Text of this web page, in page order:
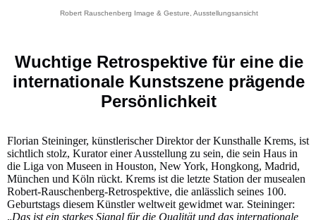
Robert Rauschenberg Image & Gesture, Ausstellungsansicht
Wuchtige Retrospektive für eine die
internationale Kunstszene prägende
Persönlichkeit
Florian Steininger, künstlerischer Direktor der Kunsthalle Krems, ist
sichtlich stolz, Kurator einer Ausstellung zu sein, die sein Haus in
die Liga von Museen in Houston, New York, Hongkong, Madrid,
München und Köln rückt. Krems ist die letzte Station der musealen
Robert-Rauschenberg-Retrospektive, die anlässlich seines 100.
Geburtstags diesem Künstler weltweit gewidmet war. Steininger:
„Das ist ein starkes Signal für die Qualität und das internationale